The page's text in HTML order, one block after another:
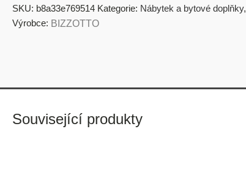
SKU: b8a33e769514 Kategorie: Nábytek a bytové doplňky,
Výrobce: BIZZOTTO
Související produkty